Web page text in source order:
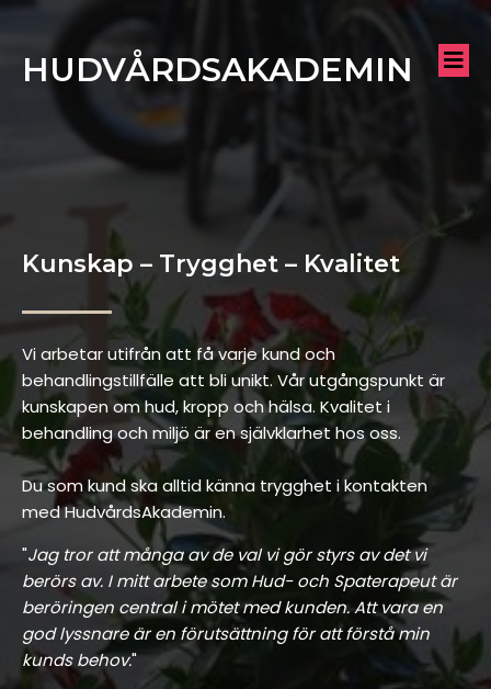
HUDVÅRDSAKADEMIN
Kunskap – Trygghet – Kvalitet
Vi arbetar utifrån att få varje kund och
behandlingstillfälle att bli unikt. Vår utgångspunkt är
kunskapen om hud, kropp och hälsa. Kvalitet i
behandling och miljö är en självklarhet hos oss.
Du som kund ska alltid känna trygghet i kontakten
med HudvårdsAkademin.
"Jag tror att många av de val vi gör styrs av det vi
berörs av. I mitt arbete som Hud- och Spaterapeut är
beröringen central i mötet med kunden. Att vara en
god lyssnare är en förutsättning för att förstå min
kunds behov."